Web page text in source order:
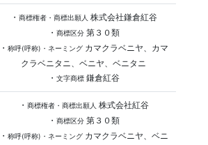
・ 商標権者・商標出願人 株式会社鎌倉紅谷
・ 商標区分第３０類
・ 称呼(呼称)・ネーミングカマクラベニヤ、カマ
クラベニタニ、ベニヤ、ベニタニ
・ 文字商標鎌倉紅谷
・ 商標権者・商標出願人 株式会社紅谷
・ 商標区分第３０類
・ 称呼(呼称)・ネーミングカマクラベニヤ、ベニ